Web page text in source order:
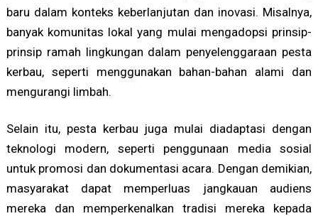
baru dalam konteks keberlanjutan dan inovasi. Misalnya,
banyak komunitas lokal yang mulai mengadopsi prinsip-
prinsip ramah lingkungan dalam penyelenggaraan pesta
kerbau, seperti menggunakan bahan-bahan alami dan
mengurangi limbah.
Selain itu, pesta kerbau juga mulai diadaptasi dengan
teknologi modern, seperti penggunaan media sosial
untuk promosi dan dokumentasi acara. Dengan demikian,
masyarakat dapat memperluas jangkauan audiens
mereka dan memperkenalkan tradisi mereka kepada